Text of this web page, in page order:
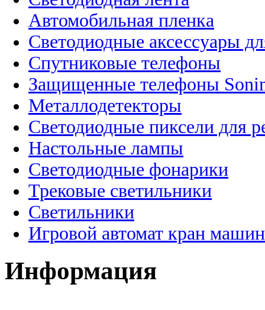
Автомобильная пленка
Светодиодные аксессуары
Спутниковые телефоны
Защищенные телефоны
Металлодетекторы
Светодиодные пиксели для
Настольные лампы
Светодиодные фонарики
Трековые светильники
Светильники
Игровой автомат кран
Информация